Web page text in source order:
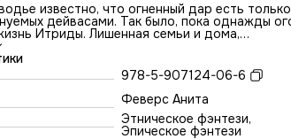
известно, что огненный дар есть
дейвасами. Так было, пока однажды
Итриды. Лишенная семьи и дома,
скитаться, она ищет возможность избавиться
дара. Но прошлое настигает Итриду, и
грозит тем, кто ей дорог. Удастся ли ей
пламя, или огонь вырвется и спалит
дейвас Ма́рий Болотник ищет
и невесту светлого князя. Дорога
в Каменку, где он встречает девушку с
главную героиню Итриду. Как она
978-5-907124-06-6
Феверс Анита
Этническое фэнтези,
Эпическое фэнтези